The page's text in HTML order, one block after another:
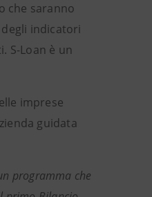
che saranno
indicatori
S-Loan è un
imprese
guidata
programma che